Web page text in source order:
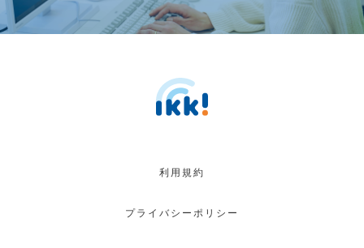
利用規約
プライバシーポリシー